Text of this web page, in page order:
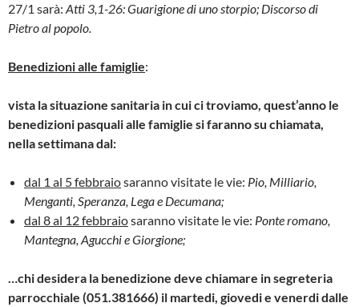
27/1 sarà: Atti 3,1-26: Guarigione di uno storpio; Discorso di
Pietro al popolo.
Benedizioni alle famiglie:
vista la situazione sanitaria in cui ci troviamo, quest’anno le
benedizioni pasquali alle famiglie si faranno su chiamata,
nella settimana dal:
dal 1 al 5 febbraiosaranno visitate le vie: Pio, Milliario,
Menganti, Speranza, Lega e Decumana;
dal 8 al 12 febbraiosaranno visitate le vie: Ponte romano,
Mantegna, Agucchi e Giorgione;
…chi desidera la benedizione deve chiamare in segreteria
parrocchiale (051.381666) il martedi, giovedi e venerdi dalle